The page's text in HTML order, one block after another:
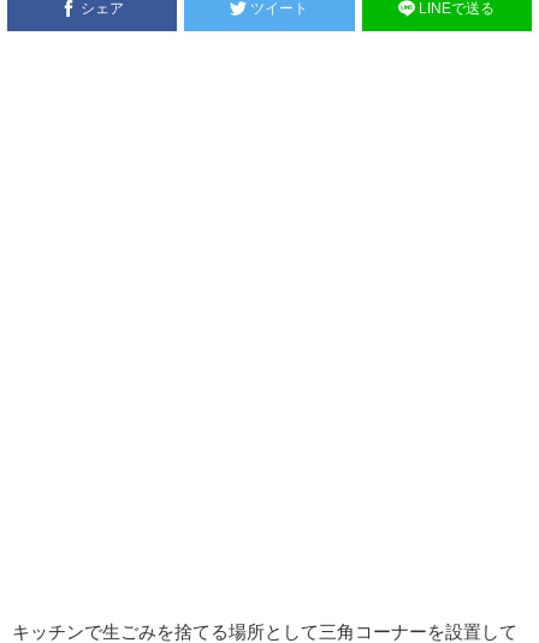
シェア ツイート LINEで送る
キッチンで生ごみを捨てる場所として三角コーナーを設置して